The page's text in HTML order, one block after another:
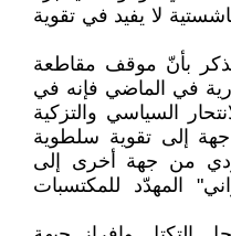
لا يفيد في تقوية
بأنّ موقف مقاطعة
في الماضي فإنه في
السياسي والتزكية
إلى تقوية سلطوية
من جهة أخرى إلى
المهدّد للمكتسبات